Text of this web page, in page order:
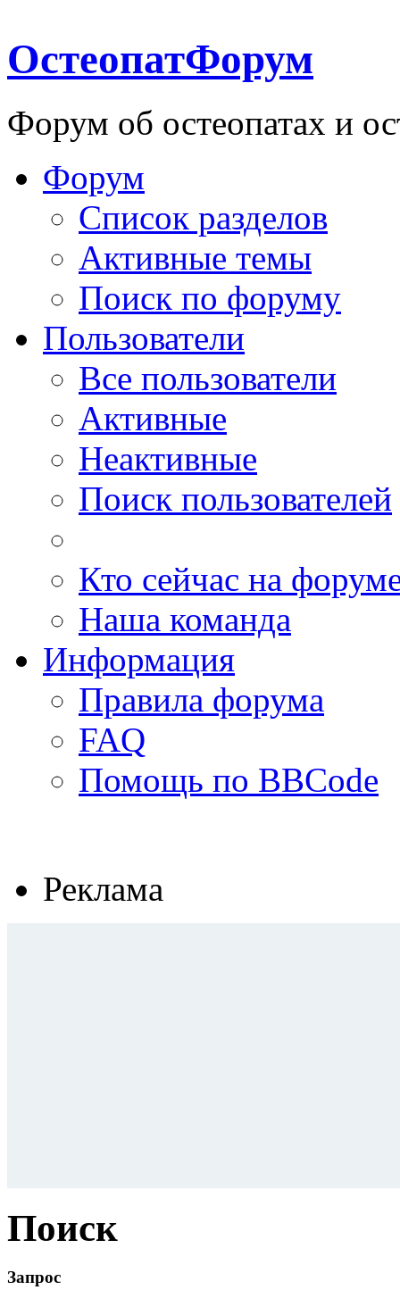
ОстеопатФорум
Форум об остеопатах и
Форум
Список разделов
Активные темы
Поиск по форуму
Пользователи
Все пользователи
Активные
Неактивные
Поиск пользователей
Кто сейчас на
Наша команда
Информация
Правила форума
FAQ
Помощь по BBCode
Реклама
Поиск
Запрос